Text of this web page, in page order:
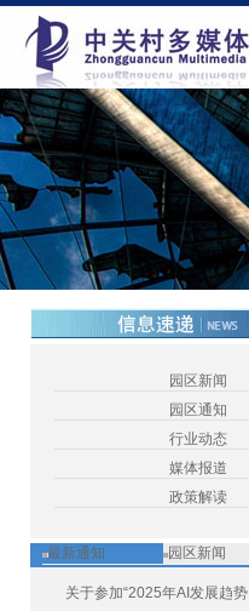
园区新闻
园区通知
行业动态
媒体报道
政策解读
最新通知 园区新闻
关于参加“2025年AI发展趋势